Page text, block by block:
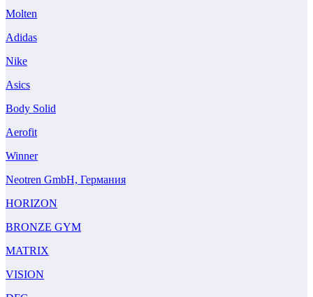
Molten
Adidas
Nike
Asics
Body Solid
Aerofit
Winner
Neotren GmbH, Германия
HORIZON
BRONZE GYM
MATRIX
VISION